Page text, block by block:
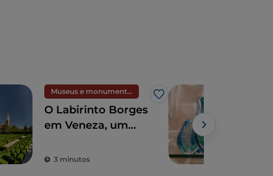
Museus e monumentos
Gosto
O Labirinto Borges
em Veneza, um
literatura
3 minutos